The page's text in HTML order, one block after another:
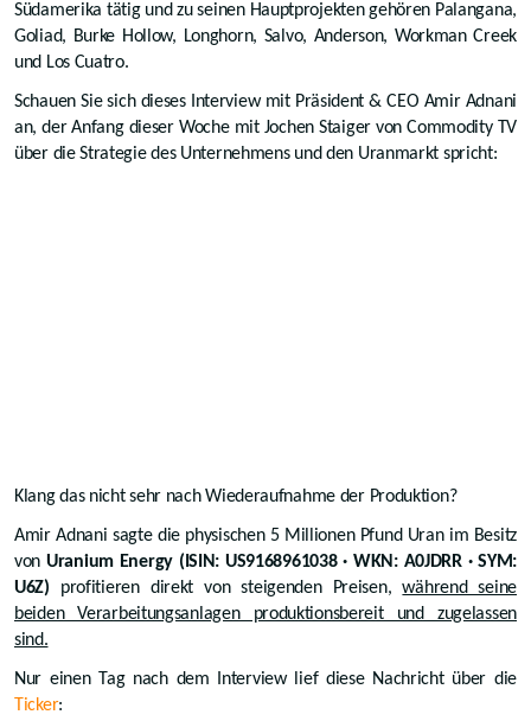
Südamerika tätig und zu seinen Hauptprojekten gehören Palangana,
Goliad, Burke Hollow, Longhorn, Salvo, Anderson, Workman Creek
und Los Cuatro.
Schauen Sie sich dieses Interview mit Präsident & CEO Amir Adnani
an, der Anfang dieser Woche mit Jochen Staiger von Commodity TV
über die Strategie des Unternehmens und den Uranmarkt spricht:
Klang das nicht sehr nach Wiederaufnahme der Produktion?
Amir Adnani sagte die physischen 5 Millionen Pfund Uran im Besitz
von Uranium Energy (ISIN: US9168961038 · WKN: A0JDRR · SYM:
U6Z) profitieren direkt von steigenden Preisen,während seine
beiden Verarbeitungsanlagen produktionsbereit und zugelassen
sind.
Nur einen Tag nach dem Interview lief diese Nachricht über die
Ticker: